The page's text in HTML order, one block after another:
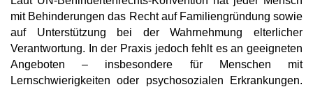
mit Behinderungen das Recht auf Familiengründung sowie
auf Unterstützung bei der Wahrnehmung elterlicher
Verantwortung. In der Praxis jedoch fehlt es an geeigneten
Angeboten – insbesondere für Menschen mit
Lernschwierigkeiten oder psychosozialen Erkrankungen.